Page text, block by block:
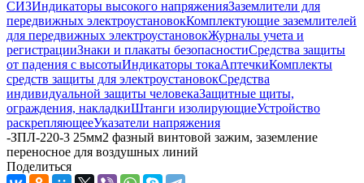
СИЗИндикаторы высокого напряженияЗаземлители для
передвижных электроустановокКомплектующие заземлителей
для передвижных электроустановокЖурналы учета и
регистрацииЗнаки и плакаты безопасностиСредства защиты
от падения с высотыИндикаторы токаАптечкиКомплекты
средств защиты для электроустановокСредства
индивидуальной защиты человекаЗащитные щиты,
ограждения, накладкиШтанги изолирующиеУстройство
раскрепляющееУказатели напряжения
-ЗПЛ-220-3 25мм2 фазный винтовой зажим, заземление
переносное для воздушных линий
Поделиться